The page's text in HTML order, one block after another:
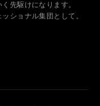
先駆けになります。
ショナル集団として。